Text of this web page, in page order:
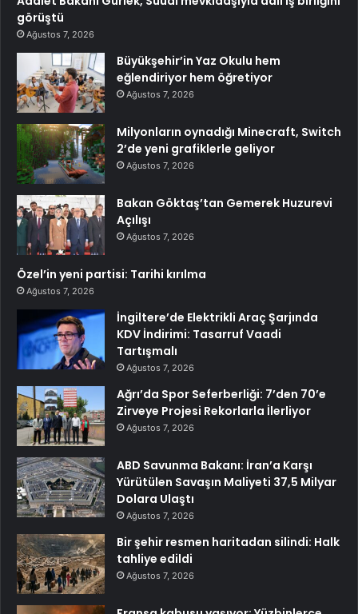
görüştü
Ağustos 7, 2026
Büyükşehir’in Yaz Okulu hem
eğlendiriyor hem öğretiyor
Ağustos 7, 2026
Milyonların oynadığı Minecraft, Switch
2’de yeni grafiklerle geliyor
Ağustos 7, 2026
Bakan Göktaş’tan Gemerek Huzurevi
Açılışı
Ağustos 7, 2026
Özel’in yeni partisi: Tarihi kırılma
Ağustos 7, 2026
İngiltere’de Elektrikli Araç Şarjında
KDV İndirimi: Tasarruf Vaadi
Tartışmalı
Ağustos 7, 2026
Ağrı’da Spor Seferberliği: 7’den 70’e
Zirveye Projesi Rekorlarla İlerliyor
Ağustos 7, 2026
ABD Savunma Bakanı: İran’a Karşı
Yürütülen Savaşın Maliyeti 37,5 Milyar
Dolara Ulaştı
Ağustos 7, 2026
Bir şehir resmen haritadan silindi: Halk
tahliye edildi
Ağustos 7, 2026